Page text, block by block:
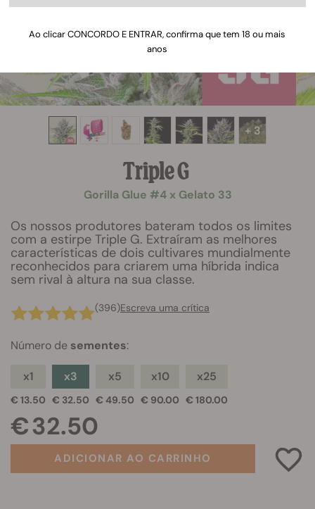
+ 3
Triple G
Gorilla Glue #4 x Gelato 33
Os nossos produtores bateram todos os limites
com a estirpe Triple G. Extraíram as melhores
características de dois cultivares mundialmente
reconhecidos para criarem uma híbrida indica
sem rival à altura na sua classe.
(396)Escreva uma crítica
Número de sementes:
x1
€ 13.50
x3
€ 32.50
x5
€ 49.50
x10
€ 90.00
x25
€ 180.00
€ 32.50
ADICIONAR AO CARRINHO
Ao clicar CONCORDO E ENTRAR, confirma que tem 18 ou mais
anos